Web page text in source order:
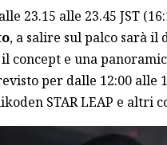
23.15 alle 23.45 JST
, a salire sul palco sarà il
concept e una
per dalle 12:00 alle
STAR LEAP e